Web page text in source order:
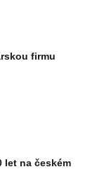
firmu
let na českém